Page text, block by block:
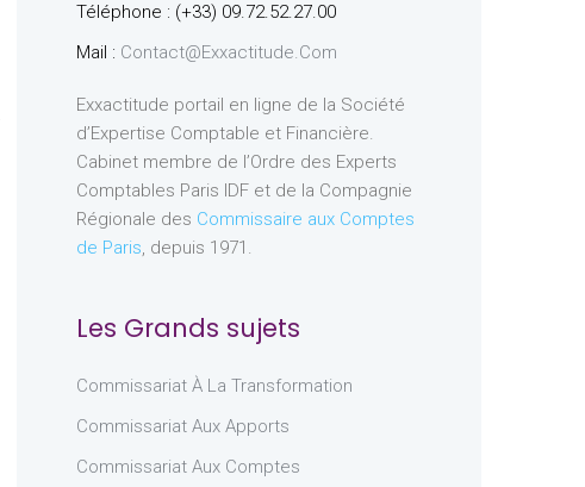
Téléphone : (+33) 09.72.52.27.00
Mail : Contact@exxactitude.com
Exxactitude portail en ligne de la Société
d’Expertise Comptable et Financière.
Cabinet membre de l’Ordre des Experts
Comptables Paris IDF et de la Compagnie
Régionale des Commissaire aux Comptes
de Paris, depuis 1971.
Les Grands sujets
Commissariat À La Transformation
Commissariat Aux Apports
Commissariat Aux Comptes